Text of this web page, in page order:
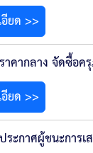
ะกาศเชิญชวน
อดตลาดทรัพย์
ดอายุการใช้ง
งานฝ่ายทะเบี
ยด >>
าคากลาง จัดซื้
ยด >>
ระกาศผู้ชนะการ